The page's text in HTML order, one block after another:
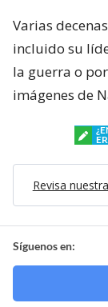
Varias
incluido su
la guerra o
imágenes de
Revisa
Síguenos en: